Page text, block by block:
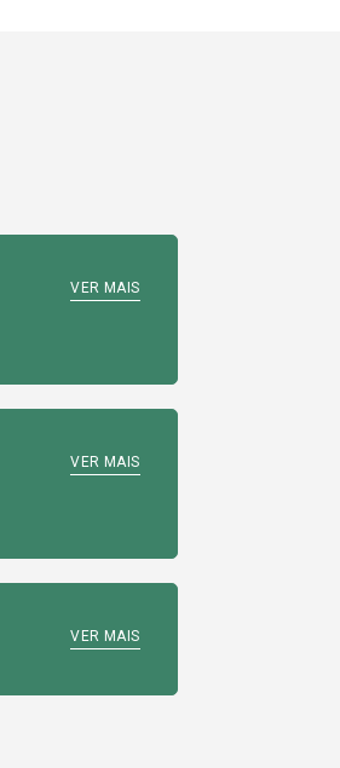
VER MAIS
VER MAIS
VER MAIS